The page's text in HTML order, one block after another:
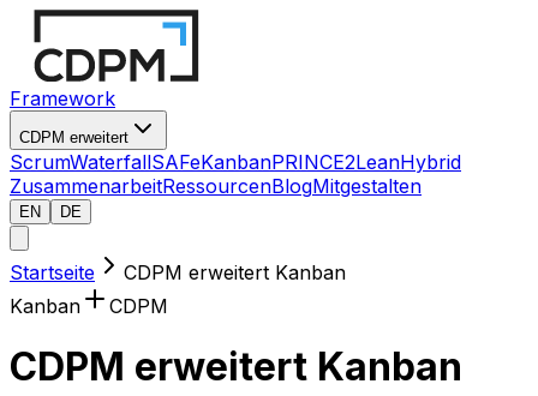
Framework
CDPM erweitert
ScrumWaterfallSAFeKanbanPRINCE2LeanHybrid
ZusammenarbeitRessourcenBlogMitgestalten
EN DE
Startseite
CDPM erweitert Kanban
Kanban
CDPM
CDPM erweitert Kanban